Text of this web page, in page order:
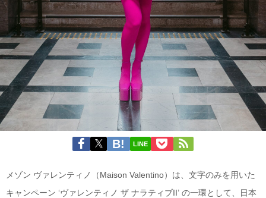
LINE
メゾン ヴァレンティノ（Maison Valentino）は、文字のみを用いた
キャンペーン ‘ヴァレンティノ ザ ナラティブII’ の一環として、日本